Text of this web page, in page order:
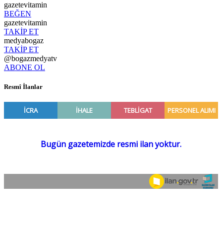
gazetevitamin
BEĞEN
gazetevitamin
TAKİP ET
medyabogaz
TAKİP ET
@bogazmedyatv
ABONE OL
Resmî İlanlar